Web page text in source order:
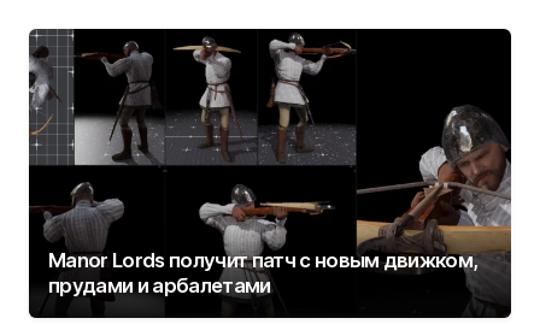
Manor Lords получит патч с новым движком,
прудами и арбалетами